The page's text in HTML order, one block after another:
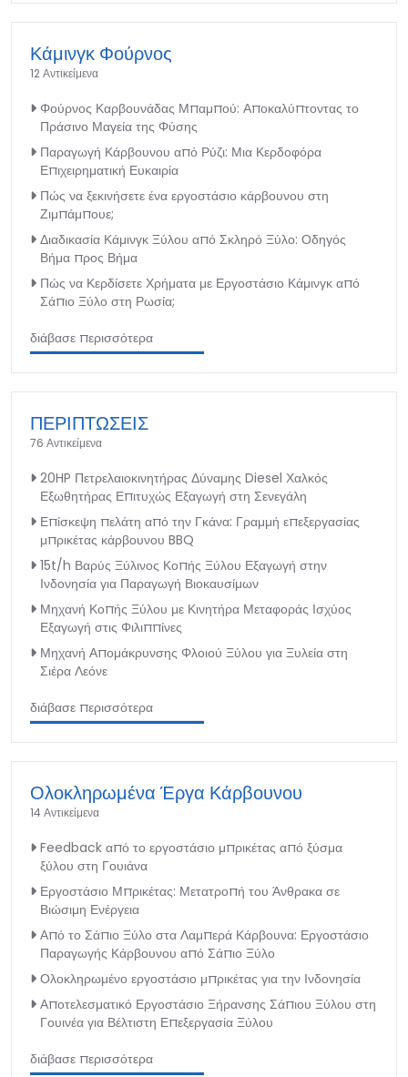
Κάμινγκ Φούρνος
12 Αντικείμενα
Φούρνος Καρβουνάδας Μπαμπού: Αποκαλύπτοντας το
Πράσινο Μαγεία της Φύσης
Παραγωγή Κάρβουνου από Ρύζι: Μια Κερδοφόρα
Επιχειρηματική Ευκαιρία
Πώς να ξεκινήσετε ένα εργοστάσιο κάρβουνου στη
Ζιμπάμπουε;
Διαδικασία Κάμινγκ Ξύλου από Σκληρό Ξύλο: Οδηγός
Βήμα προς Βήμα
Πώς να Κερδίσετε Χρήματα με Εργοστάσιο Κάμινγκ από
Σάπιο Ξύλο στη Ρωσία;
διάβασε περισσότερα
ΠΕΡΙΠΤΩΣΕΙΣ
76 Αντικείμενα
20HP Πετρελαιοκινητήρας Δύναμης Diesel Χαλκός
Εξωθητήρας Επιτυχώς Εξαγωγή στη Σενεγάλη
Επίσκεψη πελάτη από την Γκάνα: Γραμμή επεξεργασίας
μπρικέτας κάρβουνου BBQ
15t/h Βαρύς Ξύλινος Κοπής Ξύλου Εξαγωγή στην
Ινδονησία για Παραγωγή Βιοκαυσίμων
Μηχανή Κοπής Ξύλου με Κινητήρα Μεταφοράς Ισχύος
Εξαγωγή στις Φιλιππίνες
Μηχανή Απομάκρυνσης Φλοιού Ξύλου για Ξυλεία στη
Σιέρα Λεόνε
διάβασε περισσότερα
Ολοκληρωμένα Έργα Κάρβουνου
14 Αντικείμενα
Feedback από το εργοστάσιο μπρικέτας από ξύσμα
ξύλου στη Γουιάνα
Εργοστάσιο Μπρικέτας: Μετατροπή του Άνθρακα σε
Βιώσιμη Ενέργεια
Από το Σάπιο Ξύλο στα Λαμπερά Κάρβουνα: Εργοστάσιο
Παραγωγής Κάρβουνου από Σάπιο Ξύλο
Ολοκληρωμένο εργοστάσιο μπρικέτας για την Ινδονησία
Αποτελεσματικό Εργοστάσιο Ξήρανσης Σάπιου Ξύλου στη
Γουινέα για Βέλτιστη Επεξεργασία Ξύλου
διάβασε περισσότερα